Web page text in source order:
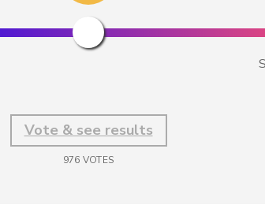
Vote & see results
976 VOTES